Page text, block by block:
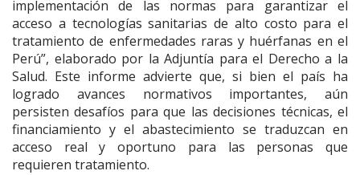
implementación de las normas para garantizar el
acceso a tecnologías sanitarias de alto costo para el
tratamiento de enfermedades raras y huérfanas en el
Perú”, elaborado por la Adjuntía para el Derecho a la
Salud. Este informe advierte que, si bien el país ha
logrado avances normativos importantes, aún
persisten desafíos para que las decisiones técnicas, el
financiamiento y el abastecimiento se traduzcan en
acceso real y oportuno para las personas que
requieren tratamiento.